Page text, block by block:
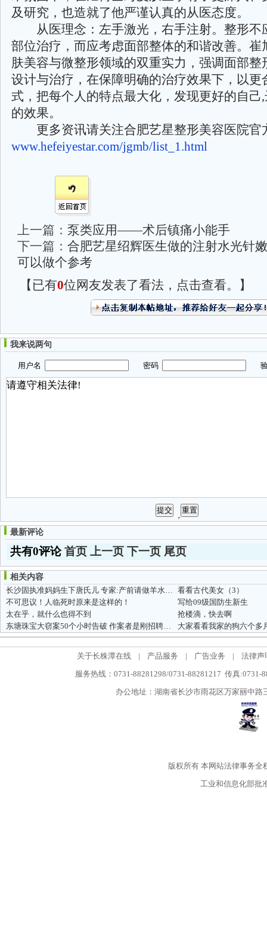
及研究，也造就了他严谨认真的从医态度。
从医理念：左手激光，右手注射。整形不
部位治疗，而应考虑面部整体的和谐改善。崔
肤美容与微整形领域的双重实力，强调面部整
设计与治疗，在保障明确的治疗效果下，以更
式，把每个人的特点最大化，发现更好的自己
的效果。
更多资讯请关注合肥艺星整形美容医院官
www.hefeiyestar.com/jgmb/list_1.html
上一篇： 泵类应用——术后镇痛小能手
下一篇： 合肥艺星绍辉医生做的注射水光针
可以做个参考
【已有0位网友发表了看法，点击查看。】
我来说两句
用户名 密码 验
最新评论
共有0评论首页 上一页 下一页 尾页
相关内容
长沙固执准妈妈生下唐氏儿 专家:产前请做羊水穿刺
看看古代美女（3）
不可思议！人临死时原来是这样的！
写给09级国防生新生
太在乎，就什么也得不到
抢楼滴，快去啊
东塘珠宝大窃案50个小时告破 作案者是刚招聘的保安
关于长株潭在线 | 产品服务 | 广告业务 |
法律声
服务热线：0731-88281298/0731-88281217 传真:0731-
办公地址：湖南省长沙市雨花区万家丽中
版权所有本网站法律事务全
工业和信息化部批